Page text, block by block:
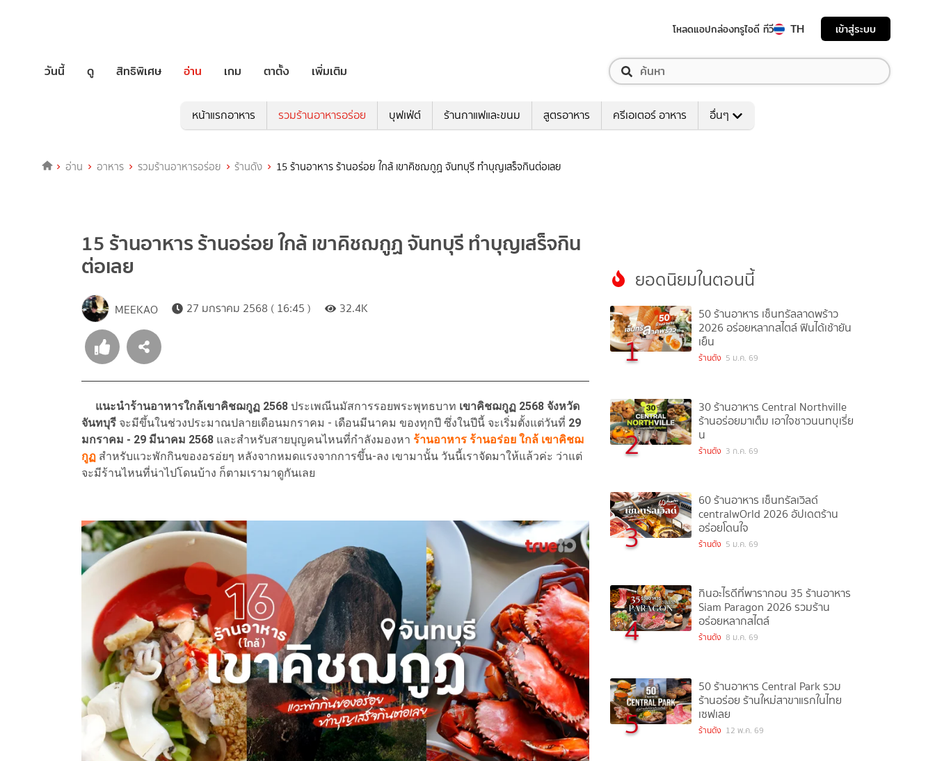
โหลดแอปกล่องทรูไอดี ทีวี TH เข้าสู่ระบบ
วันนี้ ดู สิทธิพิเศษ อ่าน เกม ตาตั้ง เพิ่มเติม
หน้าแรกอาหาร รวมร้านอาหารอร่อย บุฟเฟ่ต์ ร้านกาแฟและขนม สูตรอาหาร ครีเอเตอร์ อาหาร อื่นๆ
อ่าน อาหาร รวมร้านอาหารอร่อย ร้านดัง 15 ร้านอาหาร ร้านอร่อย ใกล้ เขาคิชฌกูฏ จันทบุรี ทำบุญเสร็จกินต่อเลย
15 ร้านอาหาร ร้านอร่อย ใกล้ เขาคิชฌกูฏ จันทบุรี ทำบุญเสร็จกิน
ต่อเลย
MEEKAO 27 มกราคม 2568 ( 16:45 ) 32.4K
แนะนำร้านอาหารใกล้เขาคิชฌกูฏ 2568 ประเพณีนมัสการรอยพระพุทธบาท เขาคิชฌกูฏ 2568 จังหวัด
จันทบุรี จะมีขึ้นในช่วงประมาณปลายเดือนมกราคม - เดือนมีนาคม ของทุกปี ซึ่งในปีนี้ จะเริ่มตั้งแต่วันที่ 29
มกราคม - 29 มีนาคม 2568 และสำหรับสายบุญคนไหนที่กำลังมองหา ร้านอาหาร ร้านอร่อย ใกล้ เขาคิชฌ
กูฏ สำหรับแวะพักกินของอรอ่ยๆ หลังจากหมดแรงจากการขึ้น-ลง เขามานั้น วันนี้เราจัดมาให้แล้วค่ะ ว่าแต่
จะมีร้านไหนที่น่าไปโดนบ้าง ก็ตามเรามาดูกันเลย
ยอดนิยมในตอนนี้
1
50 ร้านอาหาร เซ็นทรัลลาดพร้าว
2026 อร่อยหลากสไตล์ ฟินได้เช้ายัน
เย็น
ร้านดัง 5 ม.ค. 69
2
30 ร้านอาหาร Central Northville
ร้านอร่อยมาเต็ม เอาใจชาวนนทบุเรี่ย
น
ร้านดัง 3 ก.ค. 69
3
60 ร้านอาหาร เซ็นทรัลเวิลด์
centralwOrld 2026 อัปเดตร้าน
อร่อยโดนใจ
ร้านดัง 5 ม.ค. 69
4
กินอะไรดีที่พารากอน 35 ร้านอาหาร
Siam Paragon 2026 รวมร้าน
อร่อยหลากสไตล์
ร้านดัง 8 ม.ค. 69
5
50 ร้านอาหาร Central Park รวม
ร้านอร่อย ร้านใหม่สาขาแรกในไทย
เซฟเลย
ร้านดัง 12 พ.ค. 69